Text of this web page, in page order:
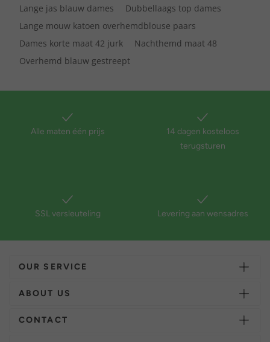
Lange jas blauw dames
Dubbellaags top dames
Lange mouw katoen overhemdblouse paars
Dames korte maat 42 jurk
Nachthemd maat 48
Overhemd blauw gestreept
Alle maten één prijs
14 dagen kosteloos
terugsturen
SSL versleuteling Levering aan wensadres
OUR SERVICE
ABOUT US
CONTACT